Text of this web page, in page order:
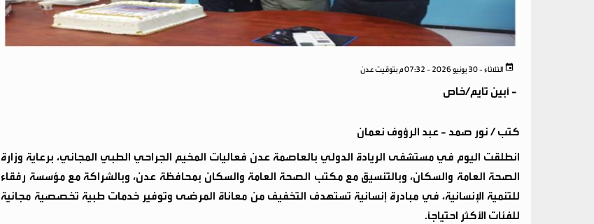
الثلاثاء - 30 يونيو 2026 - 07:32 م بتوقيت عدن
- أبين تايم/خاص
كتب / نور صمد - عبد الرؤوف نعمان
انطلقت اليوم في مستشفى الريادة الدولي بالعاصمة عدن فعاليات المخيم الجراحي الطبي المجاني، برعاية وزارة
الصحة العامة والسكان، وبالتنسيق مع مكتب الصحة العامة والسكان بمحافظة عدن، وبالشراكة مع مؤسسة رفقاء
للتنمية الإنسانية، في مبادرة إنسانية تستهدف التخفيف من معاناة المرضى وتوفير خدمات طبية تخصصية مجانية
للفئات الأكثر احتياجًا.